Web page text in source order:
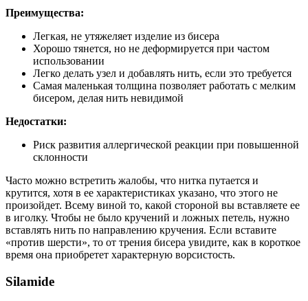
Преимущества:
Легкая, не утяжеляет изделие из бисера
Хорошо тянется, но не деформируется при частом
использовании
Легко делать узел и добавлять нить, если это требуется
Самая маленькая толщина позволяет работать с мелким
бисером, делая нить невидимой
Недостатки:
Риск развития аллергической реакции при повышенной
склонности
Часто можно встретить жалобы, что нитка путается и
крутится, хотя в ее характеристиках указано, что этого не
произойдет. Всему виной то, какой стороной вы вставляете ее
в иголку. Чтобы не было кручений и ложных петель, нужно
вставлять нить по направлению кручения. Если вставите
«против шерсти», то от трения бисера увидите, как в короткое
время она приобретет характерную ворсистость.
Silamide